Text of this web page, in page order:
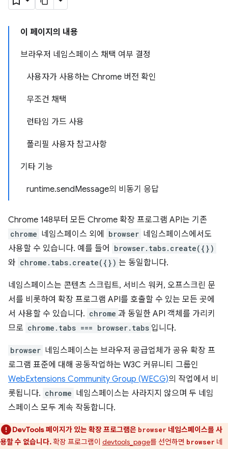
이 페이지의 내용
브라우저 네임스페이스 채택 여부 결정
사용자가 사용하는 Chrome 버전 확인
무조건 채택
런타임 가드 사용
폴리필 사용자 참고사항
기타 기능
runtime.sendMessage의 비동기 응답
Chrome 148부터 모든 Chrome 확장 프로그램 API는 기존
chrome 네임스페이스 외에 browser 네임스페이스에서도
사용할 수 있습니다. 예를 들어
browser.tabs.create({})
와 chrome.tabs.create({}) 는 동일합니다.
네임스페이스는 콘텐츠 스크립트, 서비스 워커, 오프스크린 문
서를 비롯하여 확장 프로그램 API를 호출할 수 있는 모든 곳에
서 사용할 수 있습니다. chrome 과 동일한 API 객체를 가리키
므로 chrome.tabs === browser.tabs 입니다.
browser 네임스페이스는 브라우저 공급업체가 공유 확장 프
로그램 표준에 대해 공동작업하는 W3C 커뮤니티 그룹인
WebExtensions Community Group (WECG)의 작업에서 비
롯됩니다. chrome 네임스페이스는 사라지지 않으며 두 네임
스페이스 모두 계속 작동합니다.
DevTools 페이지가 있는 확장 프로그램은 browser 네임스페이스를 사
용할 수 없습니다.확장 프로그램이 devtools_page를 선언하면 browser 네